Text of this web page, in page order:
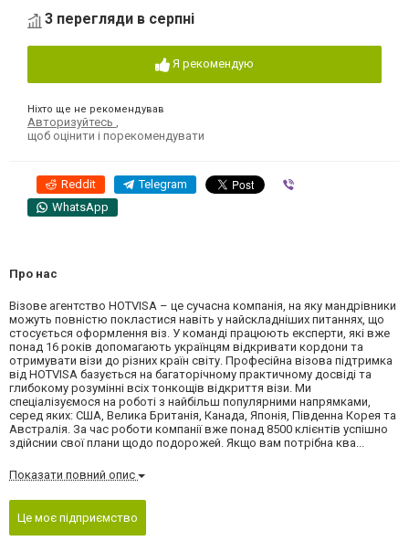
3 перегляди в серпні
Я рекомендую
Ніхто ще не рекомендував
Авторизуйтесь
щоб оцінити і порекомендувати
Reddit Telegram
WhatsApp
Про нас
Візове агентство HOTVISA – це сучасна компанія, на яку мандрівники
можуть повністю покластися навіть у найскладніших питаннях, що
стосується оформлення віз. У команді працюють експерти, які вже
понад 16 років допомагають українцям відкривати кордони та
отримувати візи до різних країн світу. Професійна візова підтримка
від HOTVISA базується на багаторічному практичному досвіді та
глибокому розумінні всіх тонкощів відкриття візи. Ми
спеціалізуємося на роботі з найбільш популярними напрямками,
серед яких: США, Велика Британія, Канада, Японія, Південна Корея та
Австралія. За час роботи компанії вже понад 8500 клієнтів успішно
здійснии свої плани щодо подорожей. Якщо вам потрібна ква...
Показати повний опис
Це моє підприємство